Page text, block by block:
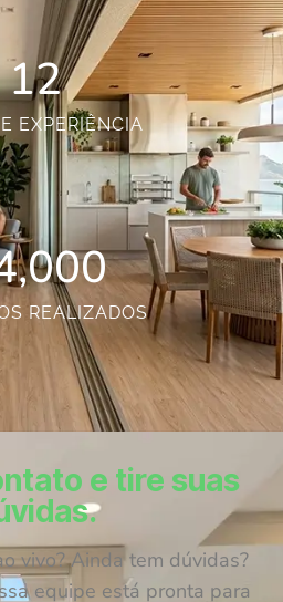
EXPERIÊNCIA
12
REALIZADOS
e tire suas
vivo? Ainda tem dúvidas?
equipe está pronta para